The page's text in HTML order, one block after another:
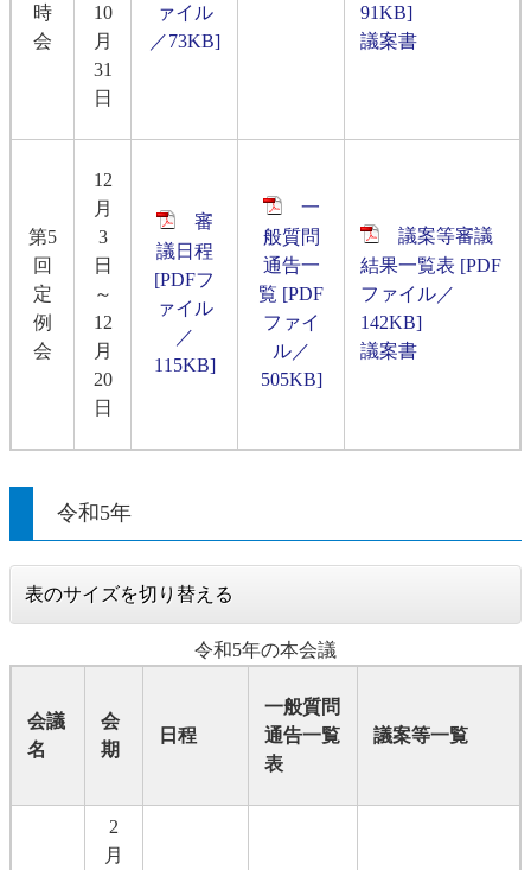
時
会
10
月
31
日
ァイル
／73KB]
91KB]
議案書
第5
回
定
例
会
12
月
3
日
～
12
月
20
日
審
議日程
[PDFフ
ァイル
／
115KB]
一
般質問
通告一
覧 [PDF
ファイ
ル／
505KB]
議案等審議
結果一覧表 [PDF
ファイル／
142KB]
議案書
令和5年
表のサイズを切り替える
令和5年の本会議
会議
名
会
期
日程
一般質問
通告一覧
表
議案等一覧
2
月